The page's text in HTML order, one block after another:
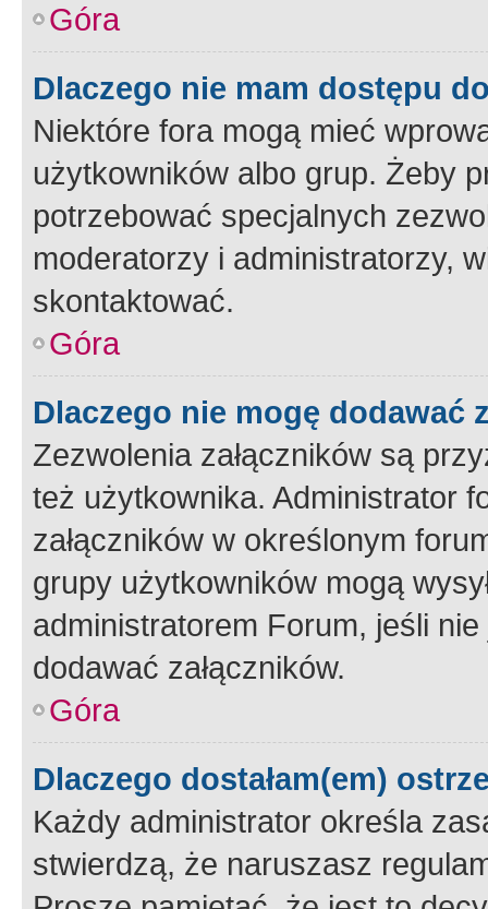
Góra
Dlaczego nie mam dostępu
Niektóre fora mogą mieć
użytkowników albo grup. Żeby
potrzebować specjalnych
moderatorzy i administratorzy,
skontaktować.
Góra
Dlaczego nie mogę dodawać
Zezwolenia załączników są
też użytkownika. Administrator
załączników w określonym
grupy użytkowników mogą
administratorem Forum, jeśli
dodawać załączników.
Góra
Dlaczego dostałam(em)
Każdy administrator określa
stwierdzą, że naruszasz